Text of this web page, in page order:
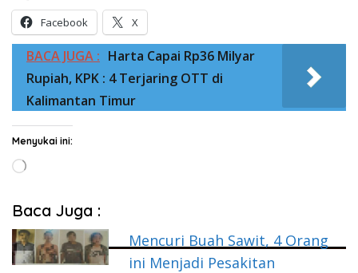
Facebook X
BACA JUGA : Harta Capai Rp36 Milyar
Rupiah, KPK : 4 Terjaring OTT di
Kalimantan Timur
Menyukai ini:
Memuat...
Baca Juga :
Mencuri Buah Sawit, 4 Orang
ini Menjadi Pesakitan